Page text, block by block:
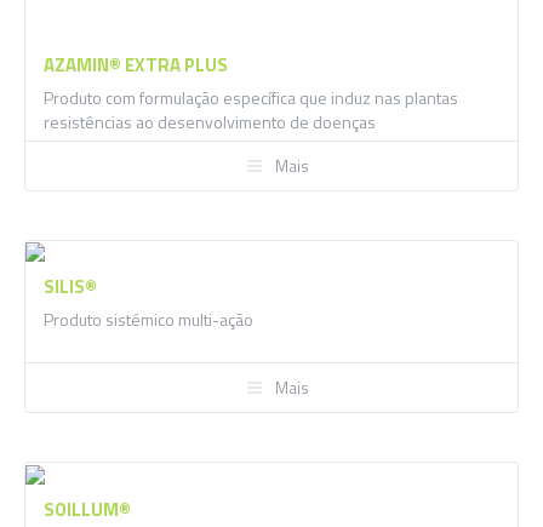
AZAMIN® EXTRA PLUS
Produto com formulação específica que induz nas plantas
resistências ao desenvolvimento de doenças
Mais
SILIS®
Produto sistémico multi-ação
Mais
SOILLUM®